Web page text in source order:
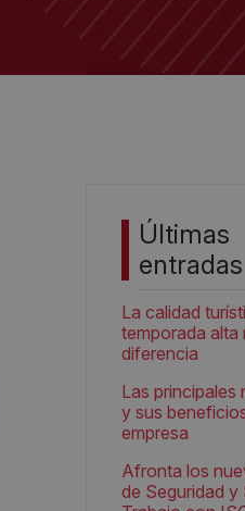
Últimas
entradas
La calidad
temporada alta
diferencia
Las principales
y sus
empresa
Afronta los
de Seguridad y